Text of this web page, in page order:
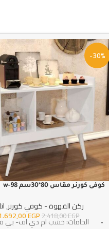
-30%
كوفى كورنر مقاس 80*30سم w-98
ركن القهوة - كوفي كورنر,
2.418,00EGP
EGP
الخامات: خشب ام دي اف-